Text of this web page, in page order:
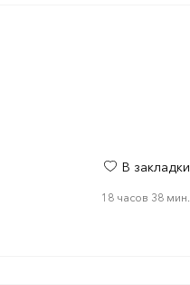
В закладки
18 часов 38 мин.